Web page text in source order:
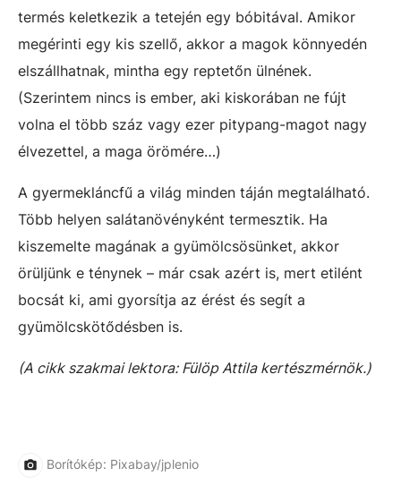
termés keletkezik a tetején egy bóbitával. Amikor
megérinti egy kis szellő, akkor a magok könnyedén
elszállhatnak, mintha egy reptetőn ülnének.
(Szerintem nincs is ember, aki kiskorában ne fújt
volna el több száz vagy ezer pitypang-magot nagy
élvezettel, a maga örömére…)
A gyermekláncfű a világ minden táján megtalálható.
Több helyen salátanövényként termesztik. Ha
kiszemelte magának a gyümölcsösünket, akkor
örüljünk e ténynek – már csak azért is, mert etilént
bocsát ki, ami gyorsítja az érést és segít a
gyümölcskötődésben is.
(A cikk szakmai lektora: Fülöp Attila kertészmérnök.)
Borítókép: Pixabay/jplenio